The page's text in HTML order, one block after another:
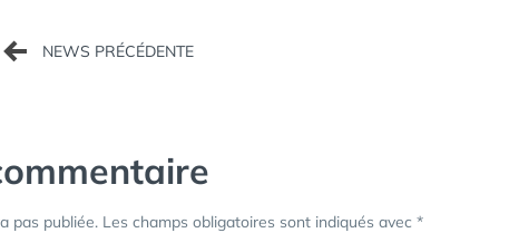
de
pas publiée. Les champs obligatoires sont indiqués avec *